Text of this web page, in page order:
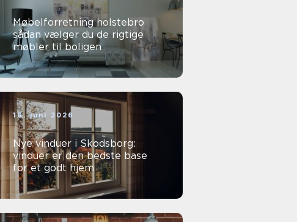
Møbelforretning holstebro
sådan vælger du de rigtige
møbler til boligen
16. juni 2026
Nye vinduer i Skodsborg:
vinduer er den bedste base
for et godt hjem